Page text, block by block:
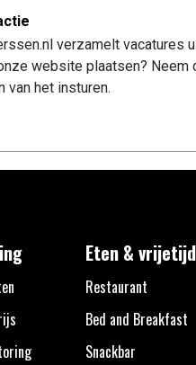
verzamelt vacatures
website plaatsen? Neem
van het insturen.
Eten & vrijetijd
Restaurant
Bed and Breakfast
Snackbar